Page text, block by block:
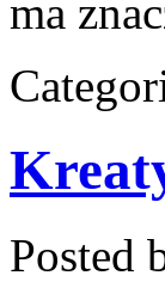
ma
Posted